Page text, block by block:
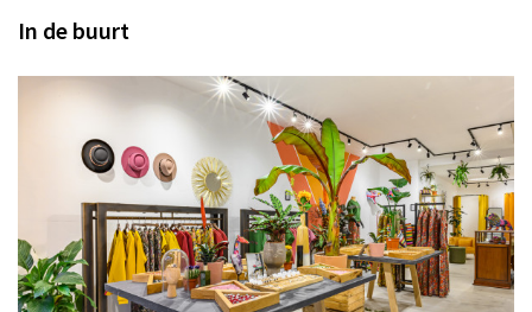
In de buurt